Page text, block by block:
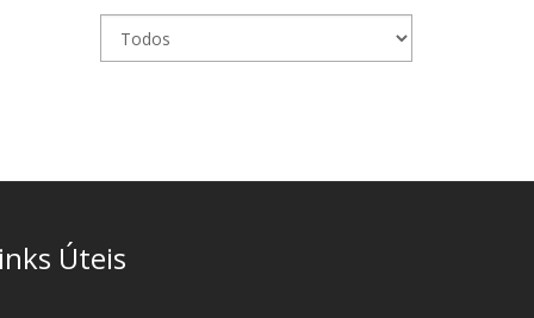
Úteis